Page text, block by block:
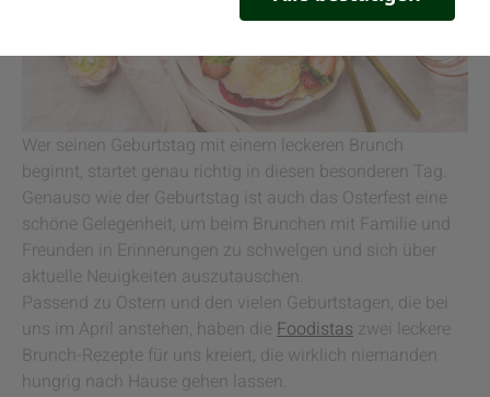
Wer seinen Geburtstag mit einem leckeren Brunch
beginnt, startet genau richtig in diesen besonderen Tag.
Genauso wie der Geburtstag ist auch das Osterfest eine
schöne Gelegenheit, um beim Brunchen mit Familie und
Freunden in Erinnerungen zu schwelgen und sich über
aktuelle Neuigkeiten auszutauschen.
Passend zu Ostern und den vielen Geburtstagen, die bei
uns im April anstehen, haben die Foodistas zwei leckere
Brunch-Rezepte für uns kreiert, die wirklich niemanden
hungrig nach Hause gehen lassen.